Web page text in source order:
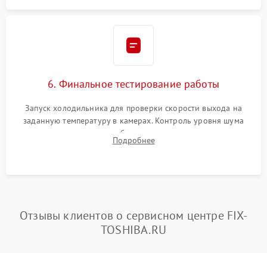
6. Финальное тестирование работы
Запуск холодильника для проверки скорости выхода на
заданную температуру в камерах. Контроль уровня шума
компрессора, отсутствия обмерзания стенок и корректного
срабатывания системы автоматической оттайки.
Подробнее
Отзывы клиентов о сервисном центре FIX-
TOSHIBA.RU